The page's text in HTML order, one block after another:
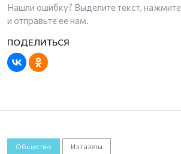
Нашли ошибку? Выделите текст, нажмите
и отправьте ее нам.
Общество Из газеты